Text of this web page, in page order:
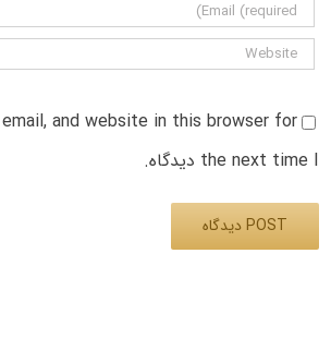
and website in this browser for
the next time I دیدگاه.